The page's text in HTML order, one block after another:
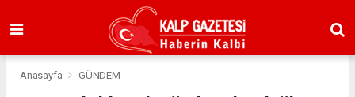
Anasayfa GÜNDEM